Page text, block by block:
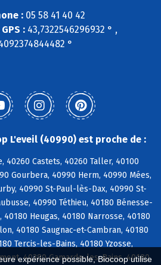
expérience possible, Biocoop utilise
:05 58 41 40 42
:43,7322546296932 ° ,
°
L'eveil (40990) est proche de :
40260 Castets, 40260 Taller, 40100
Gourbera, 40990 Herm, 40990 Mées,
40990 St-Paul-lès-Dax, 40990 St-
40990 Téthieu, 40180 Bénesse-
40180 Heugas, 40180 Narrosse, 40180
40180 Saugnac-et-Cambran, 40180
Tercis-les-Bains, 40180 Yzosse,
40380 Gamarde-les-Bains, 40180